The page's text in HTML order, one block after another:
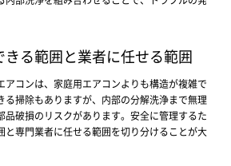
きる範囲と業者に任せる範囲
アコンは、家庭用エアコンよりも構造が複雑で
る掃除もありますが、内部の分解洗浄まで無理
品破損のリスクがあります。安全に管理するた
と専門業者に任せる範囲を切り分けることが大